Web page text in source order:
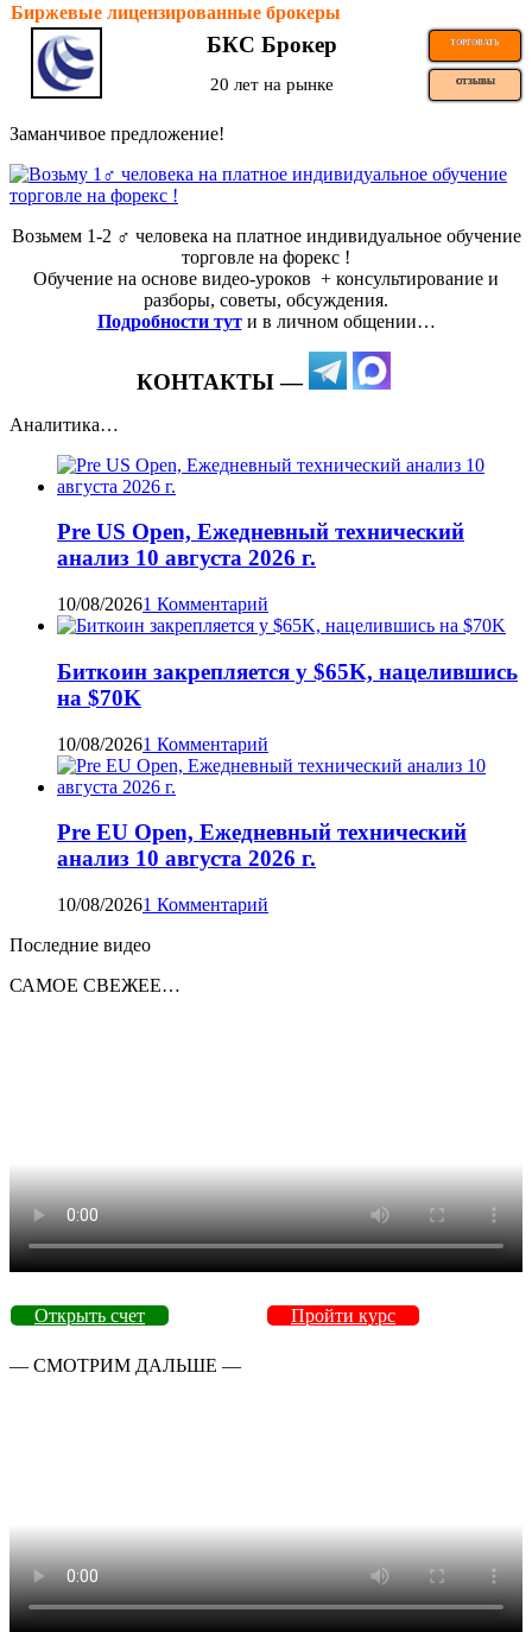
Биржевые лицензированные брокеры
БКС Брокер ТОРГОВАТЬ
20 лет на рынке ОТЗЫВЫ
Заманчивое предложение!
Возьмем 1-2 ‍♂️ человека на платное индивидуальное обучение
торговле на форекс !
Обучение на основе видео-уроков ️ + консультирование и
разборы, советы, обсуждения.
Подробности тут и в личном общении…
КОНТАКТЫ —
Аналитика…
Pre US Open, Ежедневный технический
анализ 10 августа 2026 г.
10/08/20261 Комментарий
Биткоин закрепляется у $65K, нацелившись
на $70K
10/08/20261 Комментарий
Pre EU Open, Ежедневный технический
анализ 10 августа 2026 г.
10/08/20261 Комментарий
Последние видео
САМОЕ СВЕЖЕЕ…
Открыть счет Пройти курс
— СМОТРИМ ДАЛЬШЕ —